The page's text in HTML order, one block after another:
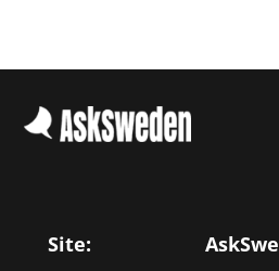
Site: